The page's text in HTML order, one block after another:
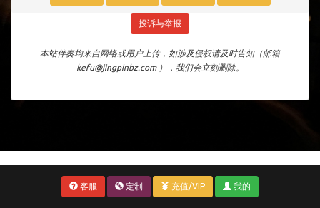
投诉与举报
本站伴奏均来自网络或用户上传，如涉及侵权请及时告知（邮箱
kefu@jingpinbz.com ），我们会立刻删除。
客服 定制 充值/VIP 我的